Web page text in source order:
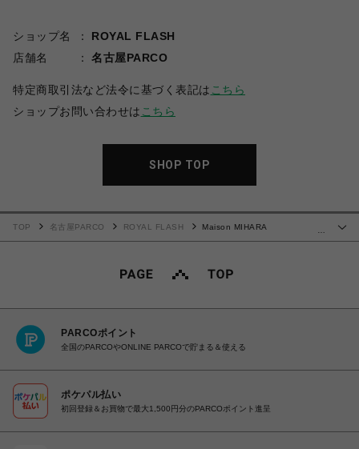
ショップ名
ROYAL FLASH
店舗名
名古屋PARCO
特定商取引法など法令に基づく表記は こちら
ショップお問い合わせは こちら
SHOP TOP
…
TOP 名古屋PARCO ROYAL FLASH
Maison MIHARA
PARCOポイント
全国のPARCOやONLINE PARCOで貯まる＆使える
ポケパル払い
初回登録＆お買物で最大1,500円分のPARCOポイント進呈